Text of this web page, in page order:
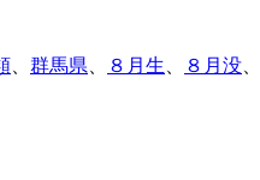
群馬県 ８月生 ８月没